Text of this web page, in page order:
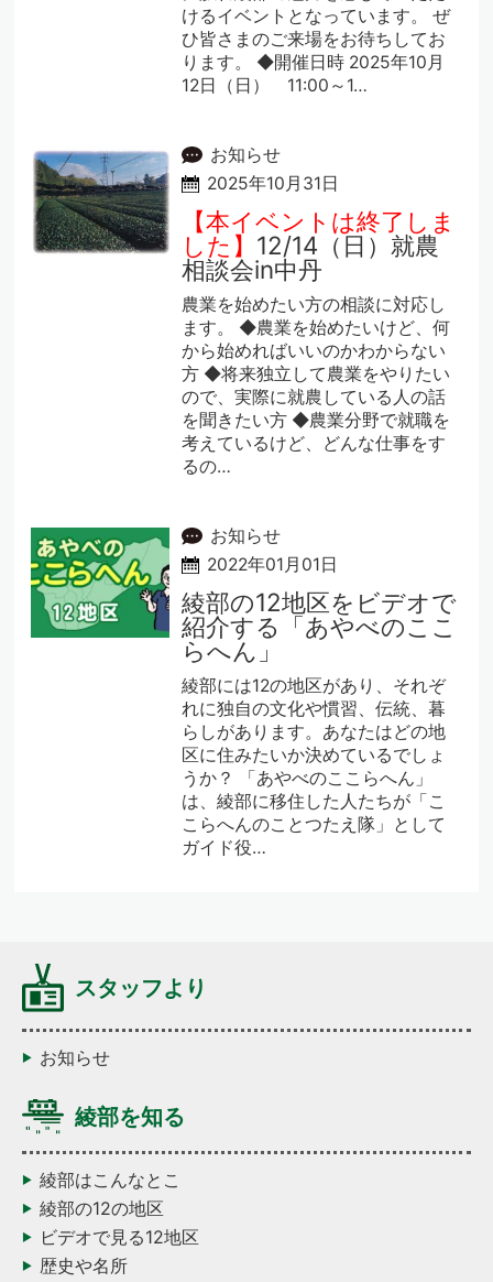
けるイベントとなっています。 ぜ
ひ皆さまのご来場をお待ちしてお
ります。 ◆開催日時 2025年10月
12日（日） 11:00～1…
お知らせ
2025年10月31日
【本イベントは終了しま
した】 12/14（日）就農
相談会in中丹
農業を始めたい方の相談に対応し
ます。 ◆農業を始めたいけど、何
から始めればいいのかわからない
方 ◆将来独立して農業をやりたい
ので、実際に就農している人の話
を聞きたい方 ◆農業分野で就職を
考えているけど、どんな仕事をす
るの…
お知らせ
2022年01月01日
綾部の12地区をビデオで
紹介する「あやべのここ
らへん」
綾部には12の地区があり、それぞ
れに独自の文化や慣習、伝統、暮
らしがあります。あなたはどの地
区に住みたいか決めているでしょ
うか？ 「あやべのここらへん」
は、綾部に移住した人たちが「こ
こらへんのことつたえ隊」として
ガイド役…
スタッフより
お知らせ
綾部を知る
綾部はこんなとこ
綾部の12の地区
ビデオで見る12地区
歴史や名所